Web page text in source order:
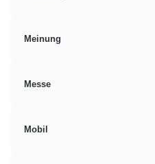
Meinung
Messe
Mobil